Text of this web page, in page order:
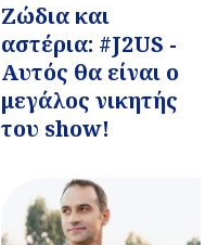
Ζώδια και
αστέρια: #J2US -
Αυτός θα είναι ο
μεγάλος νικητής
του show!